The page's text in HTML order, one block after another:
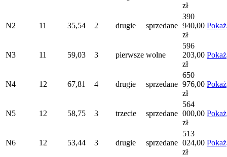
zł
N2 11 35,54 2 drugie sprzedane
390
940,00
zł
Pokaż
N3 11 59,03 3 pierwsze wolne
596
203,00
zł
Pokaż
N4 12 67,81 4 drugie sprzedane
650
976,00
zł
Pokaż
N5 12 58,75 3 trzecie sprzedane
564
000,00
zł
Pokaż
N6 12 53,44 3 drugie sprzedane
513
024,00
zł
Pokaż